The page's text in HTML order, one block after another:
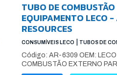
TUBO DE
EQUIPAMENTO LECO
RESOURCES
CONSUMÍVEIS LECO TUBOS DE
Código: AR-6309 OEM:
COMBUSTÃO EXTERNO